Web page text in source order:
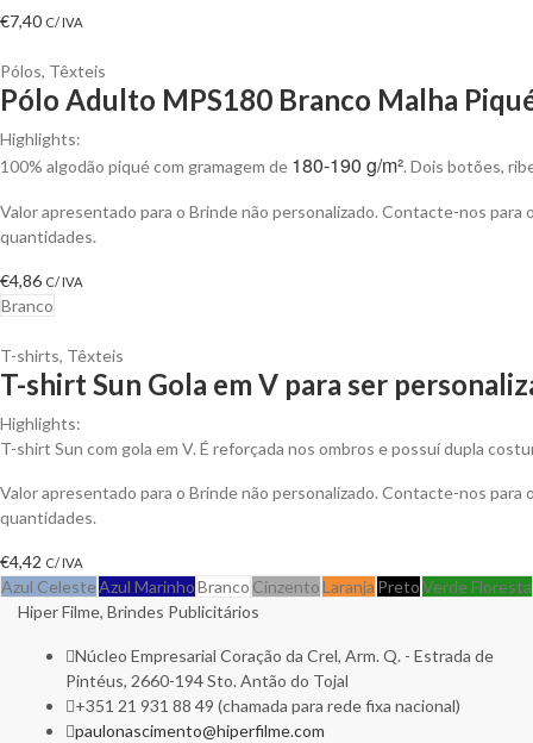
€7,40 C/ IVA
Pólos, Têxteis
Pólo Adulto MPS180 Branco Malha
Highlights:
100% algodão piqué com gramagem de 180-190 g/m². Dois botões,
Valor apresentado para o Brinde não personalizado. Contacte-nos
quantidades.
€4,86 C/ IVA
Branco
T-shirts, Têxteis
T-shirt Sun Gola em V para ser
Highlights:
T-shirt Sun com gola em V. É reforçada nos ombros e possuí dupla
Valor apresentado para o Brinde não personalizado. Contacte-nos
quantidades.
€4,42 C/ IVA
Azul CelesteAzul MarinhoBranco CinzentoLaranja PretoVerde Floresta
Hiper Filme, Brindes Publicitários
Núcleo Empresarial Coração da Crel, Arm. Q. - Estrada de
Pintéus, 2660-194 Sto. Antão do Tojal
+351 21 931 88 49 (chamada para rede fixa nacional)
paulonascimento@hiperfilme.com